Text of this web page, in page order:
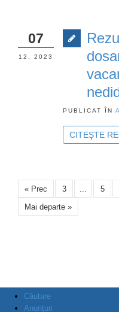
PUBLICAT ÎN
CITEŞTE
07
12, 2023
« Prec 3 5
Mai departe »
Căutare
Anunţuri